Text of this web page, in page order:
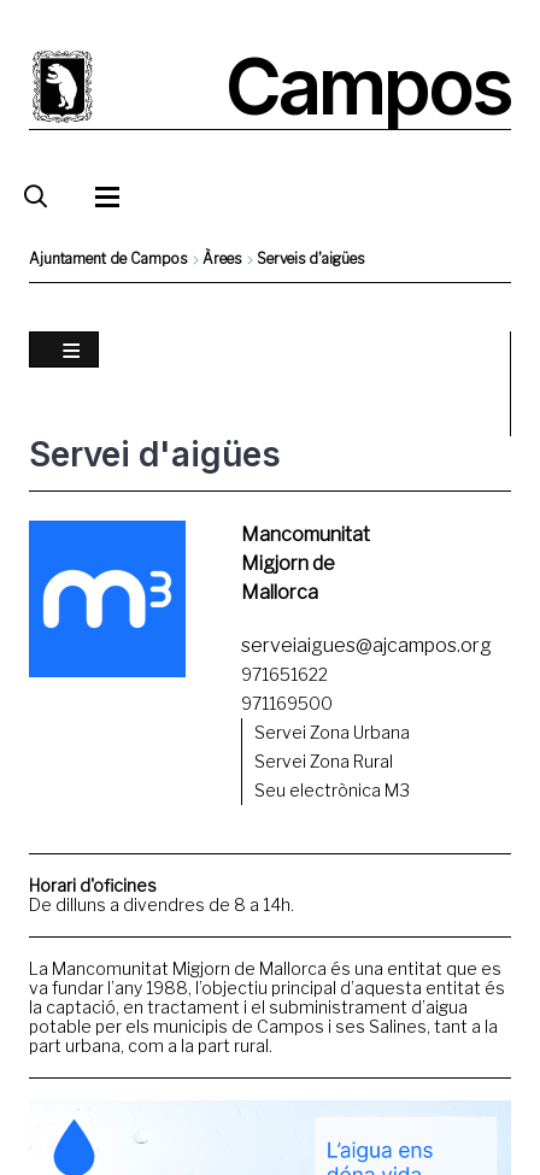
contingut
Campos
d'Ariadna
Ajuntament de Campos Àrees Serveis d'aigües
Servei d'aigües
Mancomunitat
Migjorn de
Mallorca
serveiaigues@ajcampos.org
971651622
971169500
Servei Zona Urbana
Servei Zona Rural
Seu electrònica M3
Horari d'oficines
De dilluns a divendres de 8 a 14h.
La Mancomunitat Migjorn de Mallorca és una entitat que es
va fundar l’any 1988, l’objectiu principal d’aquesta entitat és
la captació, en tractament i el subministrament d’aigua
potable per els municipis de Campos i ses Salines, tant a la
part urbana, com a la part rural.